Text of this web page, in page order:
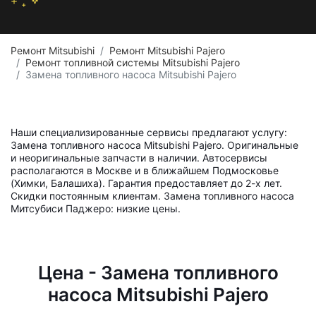
Ремонт Mitsubishi
Ремонт Mitsubishi Pajero
Ремонт топливной системы Mitsubishi Pajero
Замена топливного насоса Mitsubishi Pajero
Наши специализированные сервисы предлагают услугу:
Замена топливного насоса Mitsubishi Pajero. Оригинальные
и неоригинальные запчасти в наличии. Автосервисы
располагаются в Москве и в ближайшем Подмосковье
(Химки, Балашиха). Гарантия предоставляет до 2-х лет.
Скидки постоянным клиентам. Замена топливного насоса
Митсубиси Паджеро: низкие цены.
Цена - Замена топливного
насоса Mitsubishi Pajero